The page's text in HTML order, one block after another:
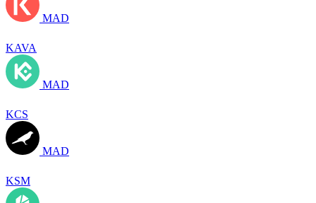
MAD
KAVA
MAD
KCS
MAD
KSM